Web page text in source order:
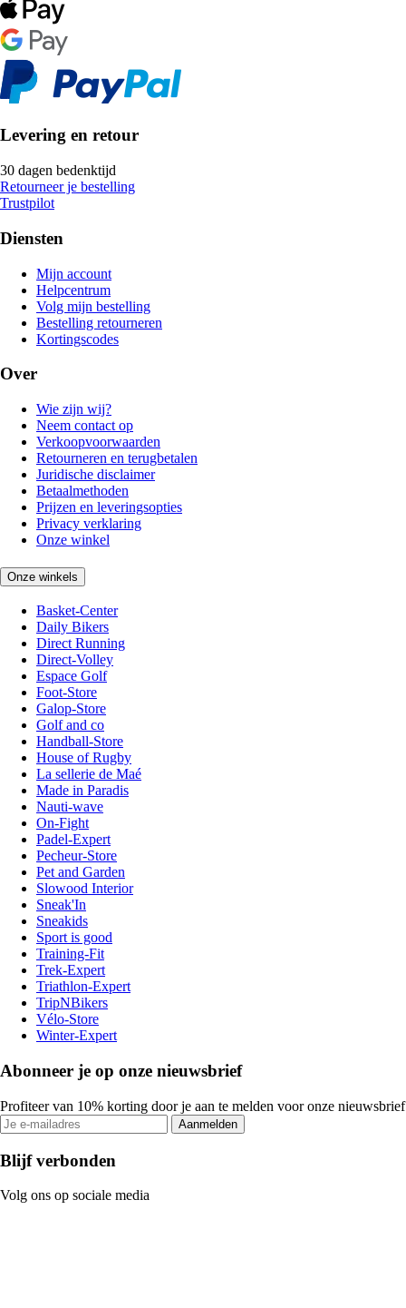
Levering en retour
30 dagen bedenktijd
Retourneer je bestelling
Trustpilot
Diensten
Mijn account
Helpcentrum
Volg mijn bestelling
Bestelling retourneren
Kortingscodes
Over
Wie zijn wij?
Neem contact op
Verkoopvoorwaarden
Retourneren en terugbetalen
Juridische disclaimer
Betaalmethoden
Prijzen en leveringsopties
Privacy verklaring
Onze winkel
Onze winkels
Basket-Center
Daily Bikers
Direct Running
Direct-Volley
Espace Golf
Foot-Store
Galop-Store
Golf and co
Handball-Store
House of Rugby
La sellerie de Maé
Made in Paradis
Nauti-wave
On-Fight
Padel-Expert
Pecheur-Store
Pet and Garden
Slowood Interior
Sneak'In
Sneakids
Sport is good
Training-Fit
Trek-Expert
Triathlon-Expert
TripNBikers
Vélo-Store
Winter-Expert
Abonneer je op onze nieuwsbrief
Profiteer van 10% korting door je aan te melden voor onze nieuwsbrief
Aanmelden
Blijf verbonden
Volg ons op sociale media